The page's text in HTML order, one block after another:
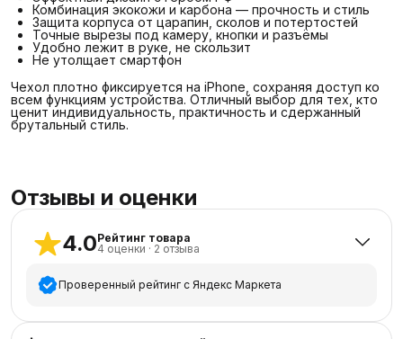
Комбинация экокожи и карбона — прочность и стиль
Защита корпуса от царапин, сколов и потертостей
Точные вырезы под камеру, кнопки и разъёмы
Удобно лежит в руке, не скользит
Не утолщает смартфон
Чехол плотно фиксируется на iPhone, сохраняя доступ ко
всем функциям устройства. Отличный выбор для тех, кто
ценит индивидуальность, практичность и сдержанный
брутальный стиль.
Отзывы и оценки
4.0Рейтинг товара
4 оценки · 2 отзыва
Проверенный рейтинг с Яндекс Маркета
5 звёзд
3